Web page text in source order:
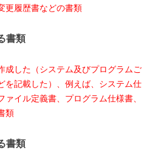
更履歴書などの書類
書類
成した（システム及びプログラムご
を記載した）、例えば、システム仕
イル定義書、プログラム仕様書、
類
書類